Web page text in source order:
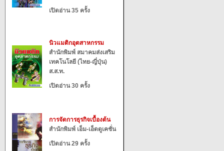
เปิดอ่าน 35 ครั้ง
นิวแมติกอุตสาหกรรม
สำนักพิมพ์ สมาคมส่งเสริม
เทคโนโลยี (ไทย-ญี่ปุ่น)
ส.ส.ท.
เปิดอ่าน 30 ครั้ง
การจัดการธุรกิจเบื้องต้น
สำนักพิมพ์ เอ็ม-เอ็ดดูเคชั่น
เปิดอ่าน 29 ครั้ง